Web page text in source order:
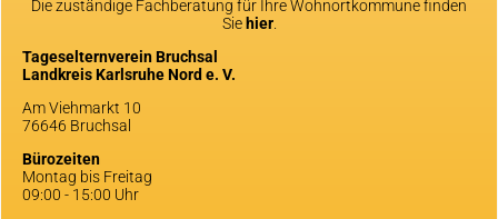
Tageselternverein Bruchsal
Landkreis Karlsruhe Nord e. V.
Am Viehmarkt 10
76646 Bruchsal
Bürozeiten
Montag bis Freitag
09:00 - 15:00 Uhr
Die zuständige Fachberatung für Ihre Wohnortkommune finden
Sie hier.